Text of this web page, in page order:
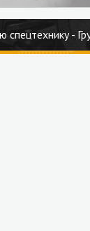
спецтехнику -